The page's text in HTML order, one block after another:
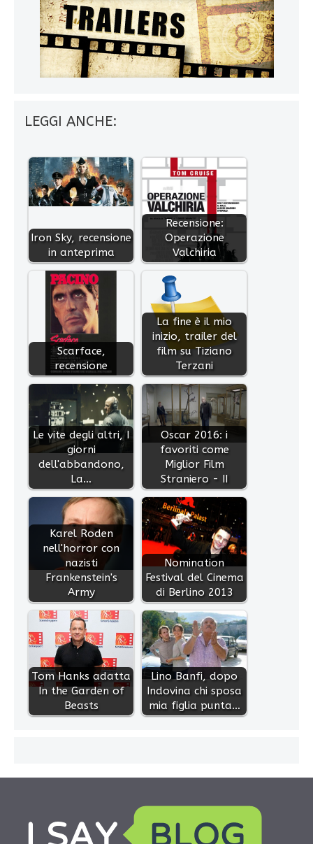
LEGGI ANCHE:
Iron Sky, recensione
in anteprima
Recensione:
Operazione
Valchiria
Scarface,
recensione
La fine è il mio
inizio, trailer del
film su Tiziano
Terzani
Le vite degli altri, I
giorni
dell'abbandono,
La…
Oscar 2016: i
favoriti come
Miglior Film
Straniero - II
Karel Roden
nell'horror con
nazisti
Frankenstein's
Army
Nomination
Festival del Cinema
di Berlino 2013
Tom Hanks adatta
In the Garden of
Beasts
Lino Banfi, dopo
Indovina chi sposa
mia figlia punta…